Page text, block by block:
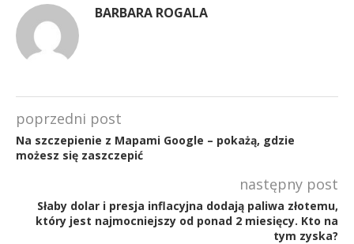
BARBARA ROGALA
poprzedni post
Na szczepienie z Mapami Google – pokażą, gdzie
możesz się zaszczepić
następny post
Słaby dolar i presja inflacyjna dodają paliwa złotemu,
który jest najmocniejszy od ponad 2 miesięcy. Kto na
tym zyska?